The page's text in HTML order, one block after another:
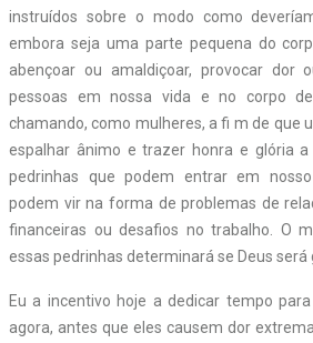
instruídos sobre o modo como
embora seja uma parte pequena do
abençoar ou amaldiçoar, provocar dor
pessoas em nossa vida e no corpo
chamando, como mulheres, a fi m de que
espalhar ânimo e trazer honra e glória
pedrinhas que podem entrar em
podem vir na forma de problemas de
financeiras ou desafios no trabalho. O
essas pedrinhas determinará se Deus será
Eu a incentivo hoje a dedicar tempo
agora, antes que eles causem dor